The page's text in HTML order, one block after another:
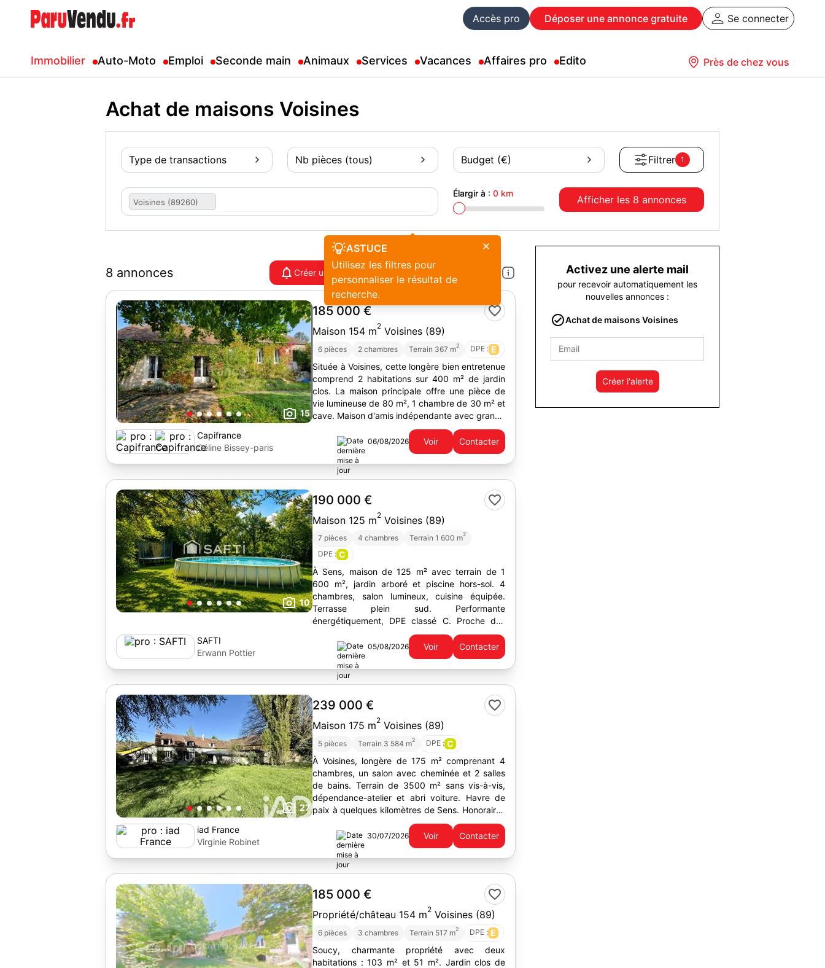
Accès pro Déposer une annonce gratuite Se connecter
Immobilier Auto-Moto Emploi Seconde main Animaux Services Vacances Affaires pro Edito Près de chez vous
Achat de maisons Voisines
Type de transactions Nb pièces (tous) Budget (€) Filtrer 1
Voisines (89260)
Élargir à :0 km
Afficher les 8 annonces
ASTUCE
Utilisez les filtres pour
personnaliser le résultat de
recherche.
8 annonces Créer une alerte
15
185 000 €
Maison 154 m2 Voisines (89)
6 pièces 2 chambres Terrain 367 m2 DPE : E
Située à Voisines, cette longère bien entretenue
comprend 2 habitations sur 400 m² de jardin
clos. La maison principale offre une pièce de
vie lumineuse de 80 m², 1 chambre de 30 m² et
cave. Maison d'amis indépendante avec grande
chambre. 2 places de parking.
Capifrance
Céline Bissey-paris
06/08/2026 Voir Contacter
10
190 000 €
Maison 125 m2 Voisines (89)
7 pièces 4 chambres Terrain 1 600 m2
DPE : C
À Sens, maison de 125 m² avec terrain de 1
600 m², jardin arboré et piscine hors-sol. 4
chambres, salon lumineux, cuisine équipée.
Terrasse plein sud. Performante
énergétiquement, DPE classé C. Proche des
commerces. Prix : 209 000€ FAI.
SAFTI
Erwann Pottier
05/08/2026 Voir Contacter
27
239 000 €
Maison 175 m2 Voisines (89)
5 pièces Terrain 3 584 m2 DPE : C
À Voisines, longère de 175 m² comprenant 4
chambres, un salon avec cheminée et 2 salles
de bains. Terrain de 3500 m² sans vis-à-vis,
dépendance-atelier et abri voiture. Havre de
paix à quelques kilomètres de Sens. Honoraires
iad France
Virginie Robinet
30/07/2026 Voir Contacter
185 000 €
Propriété/château 154 m2 Voisines (89)
6 pièces 3 chambres Terrain 517 m2 DPE : E
Soucy, charmante propriété avec deux
habitations : 103 m² et 51 m². Jardin clos de
Activez une alerte mail
pour recevoir automatiquement les
nouvelles annonces :
Achat de maisons Voisines
Créer l'alerte